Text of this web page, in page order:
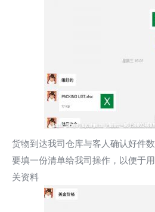
货物到达我司仓库与客人确认好件
要填一份清单给我司操作，以便于
关资料